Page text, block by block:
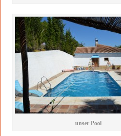
unser Pool